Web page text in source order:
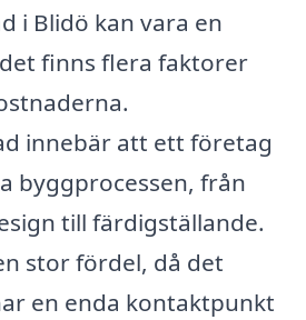
i Blidö kan vara en
finns flera faktorer
innebär att ett företag
byggprocessen, från
till färdigställande.
stor fördel, då det
en enda kontaktpunkt